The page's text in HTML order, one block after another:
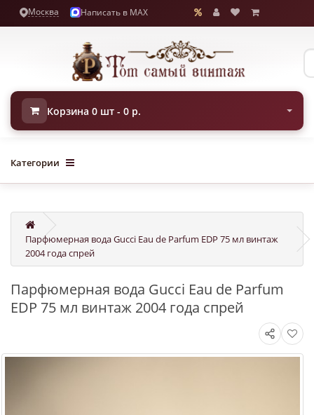
Москва Написать в MAX
Корзина 0 шт - 0 р.
Категории
Парфюмерная вода Gucci Eau de Parfum EDP 75 мл винтаж
2004 года спрей
Парфюмерная вода Gucci Eau de Parfum
EDP 75 мл винтаж 2004 года спрей